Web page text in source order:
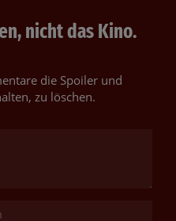
nicht das Kino.
die Spoiler und
zu löschen.